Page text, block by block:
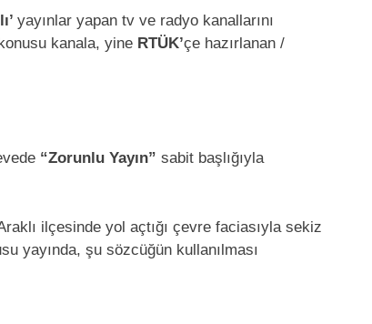
yayınlar yapan tv ve radyo kanallarını
kanala, yine RTÜK’çe hazırlanan /
“Zorunlu Yayın” sabit başlığıyla
ilçesinde yol açtığı çevre faciasıyla sekiz
yayında, şu sözcüğün kullanılması